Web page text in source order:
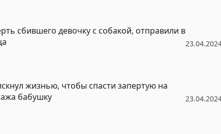
сбившего девочку с собакой, отправили в
жизнью, чтобы спасти запертую на
бабушку